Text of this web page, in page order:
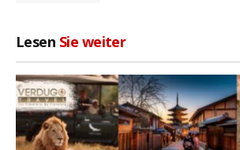
Lesen Sie weiter